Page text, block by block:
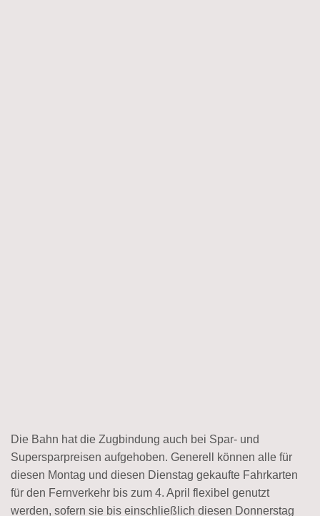
Die Bahn hat die Zugbindung auch bei Spar- und
Supersparpreisen aufgehoben. Generell können alle für
diesen Montag und diesen Dienstag gekaufte Fahrkarten
für den Fernverkehr bis zum 4. April flexibel genutzt
werden, sofern sie bis einschließlich diesen Donnerstag